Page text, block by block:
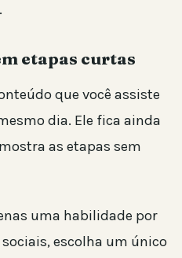
etapas curtas
que você assiste
dia. Ele fica ainda
as etapas sem
uma habilidade por
escolha um único